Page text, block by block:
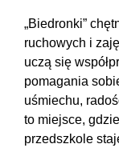
„Biedronki”
ruchowych i
uczą się
pomagania
uśmiechu,
to miejsce,
przedszkole